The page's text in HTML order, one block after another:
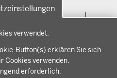
verwendet.
Button(s) erklären Sie sich
Cookies verwenden.
erforderlich.